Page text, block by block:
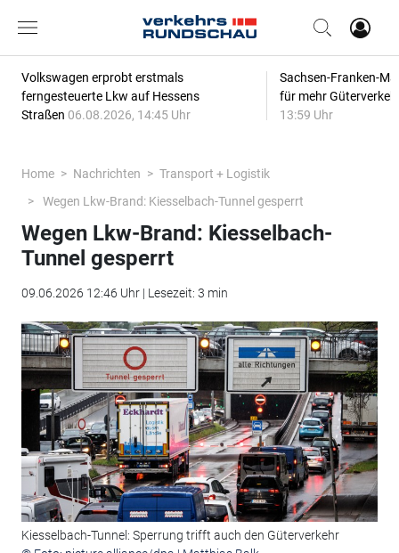
Volkswagen erprobt erstmals
ferngesteuerte Lkw auf Hessens
Straßen 06.08.2026, 14:45 Uhr
Sachsen-Franken-
für mehr
13:59 Uhr
Home Nachrichten
Transport + Logistik
Wegen Lkw-Brand: Kiesselbach-Tunnel gesperrt
Wegen Lkw-Brand: Kiesselbach-
Tunnel gesperrt
09.06.2026 12:46 Uhr | Lesezeit: 3 min
Kiesselbach-Tunnel: Sperrung trifft auch den Güterverkehr